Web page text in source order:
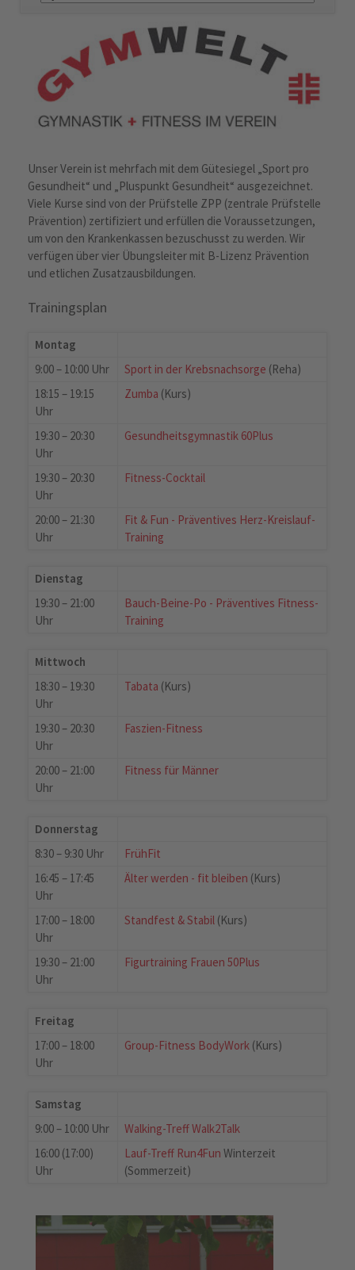
Unser Verein ist mehrfach mit dem Gütesiegel „Sport pro
Gesundheit“ und „Pluspunkt Gesundheit“ ausgezeichnet.
Viele Kurse sind von der Prüfstelle ZPP (zentrale Prüfstelle
Prävention) zertifiziert und erfüllen die Voraussetzungen,
um von den Krankenkassen bezuschusst zu werden. Wir
verfügen über vier Übungsleiter mit B-Lizenz Prävention
und etlichen Zusatzausbildungen.
Trainingsplan
Montag
9:00 – 10:00 Uhr
Sport in der Krebsnachsorge (Reha)
18:15 – 19:15
Uhr
Zumba (Kurs)
19:30 – 20:30
Uhr
Gesundheitsgymnastik 60Plus
19:30 – 20:30
Uhr
Fitness-Cocktail
20:00 – 21:30
Uhr
Fit & Fun - Präventives Herz-Kreislauf-
Training
Dienstag
19:30 – 21:00
Uhr
Bauch-Beine-Po - Präventives Fitness-
Training
Mittwoch
18:30 – 19:30
Uhr
Tabata (Kurs)
19:30 – 20:30
Uhr
Faszien-Fitness
20:00 – 21:00
Uhr
Fitness für Männer
Donnerstag
8:30 – 9:30 Uhr
FrühFit
16:45 – 17:45
Uhr
Älter werden - fit bleiben (Kurs)
17:00 – 18:00
Uhr
Standfest & Stabil (Kurs)
19:30 – 21:00
Uhr
Figurtraining Frauen 50Plus
Freitag
17:00 – 18:00
Uhr
Group-Fitness BodyWork (Kurs)
Samstag
9:00 – 10:00 Uhr
Walking-Treff Walk2Talk
16:00 (17:00)
Uhr
Lauf-Treff Run4Fun Winterzeit
(Sommerzeit)